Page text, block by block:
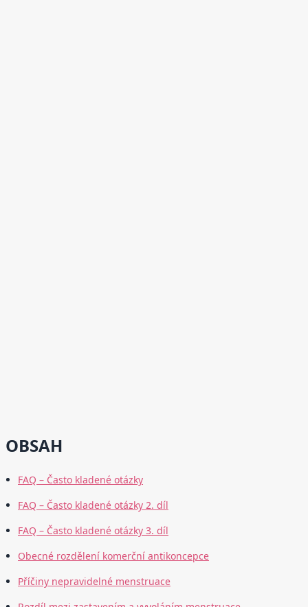
OBSAH
FAQ – Často kladené otázky
FAQ – Často kladené otázky 2. díl
FAQ – Často kladené otázky 3. díl
Obecné rozdělení komerční antikoncepce
Příčiny nepravidelné menstruace